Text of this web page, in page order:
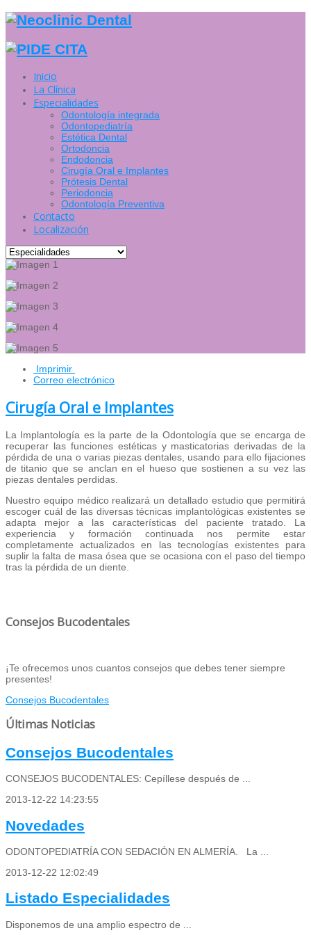
Inicio
La Clínica
Especialidades
Odontología integrada
Odontopediatría
Estética Dental
Ortodoncia
Endodoncia
Cirugía Oral e Implantes
Prótesis Dental
Periodoncia
Odontología Preventiva
Contacto
Localización
Imprimir
Correo electrónico
Cirugía Oral e Implantes
La Implantología es la parte de la Odontología que se encarga de
recuperar las funciones estéticas y masticatorias derivadas de la
pérdida de una o varias piezas dentales, usando para ello fijaciones
de titanio que se anclan en el hueso que sostienen a su vez las
piezas dentales perdidas.
Nuestro equipo médico realizará un detallado estudio que permitirá
escoger cuál de las diversas técnicas implantológicas existentes se
adapta mejor a las características del paciente tratado. La
experiencia y formación continuada nos permite estar
completamente actualizados en las tecnologías existentes para
suplir la falta de masa ósea que se ocasiona con el paso del tiempo
tras la pérdida de un diente.
Consejos Bucodentales
¡Te ofrecemos unos cuantos consejos que debes tener siempre
presentes!
Consejos Bucodentales
Últimas Noticias
Consejos Bucodentales
CONSEJOS BUCODENTALES: Cepíllese después de ...
2013-12-22 14:23:55
Novedades
ODONTOPEDIATRÍA CON SEDACIÓN EN ALMERÍA. La ...
2013-12-22 12:02:49
Listado Especialidades
Disponemos de una amplio espectro de ...